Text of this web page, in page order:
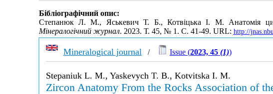
Бібліографічний опис:
Степанюк Л. М., Яськевич Т. Б., Котвіцька І. М. Анатомія
Мінералогічний журнал. 2023. Т. 45, № 1. С. 41-49. URL: http://
Mineralogical journal / Issue (2023, 45 (1))
Stepaniuk L. M., Yaskevych T. B., Kotvitska I. M.
Zircon Anatomy From the Rocks Association of